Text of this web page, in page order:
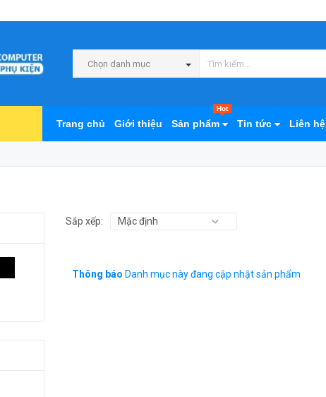
Chọn danh mục
Trang chủ Giới thiệu Sản phẩm
Hot
Tin tức Liên hệ
Sắp xếp:
Thông báo Danh mục này đang cập nhật sản phẩm